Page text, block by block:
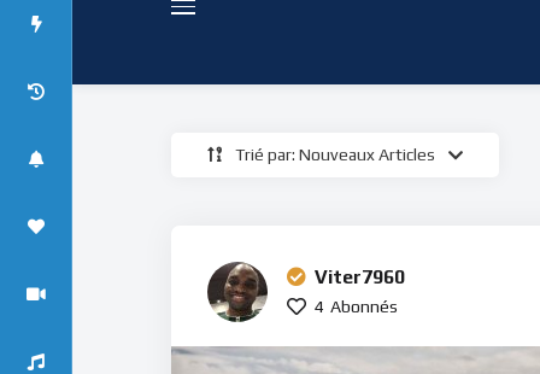
Présence
Trié par: Nouveaux Articles
Viter7960
4 Abonnés